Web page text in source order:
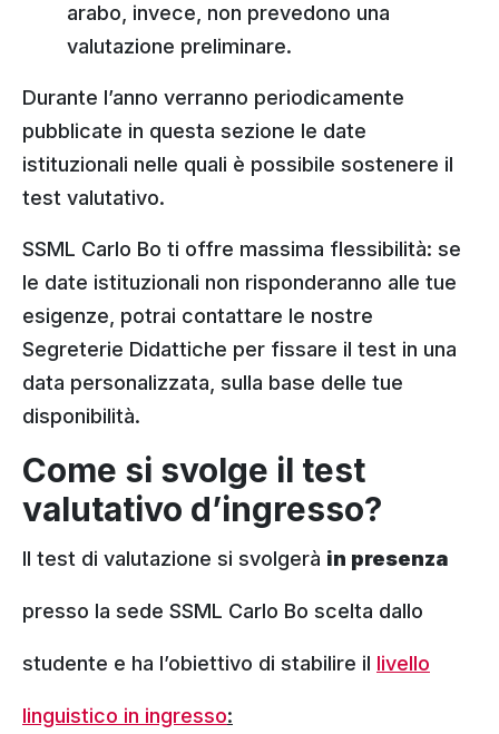
arabo, invece, non prevedono una
valutazione preliminare.
Durante l’anno verranno periodicamente
pubblicate in questa sezione le date
istituzionali nelle quali è possibile sostenere il
test valutativo.
SSML Carlo Bo ti offre massima flessibilità: se
le date istituzionali non risponderanno alle tue
esigenze, potrai contattare le nostre
Segreterie Didattiche per fissare il test in una
data personalizzata, sulla base delle tue
disponibilità.
Come si svolge il test
valutativo d’ingresso?
Il test di valutazione si svolgerà in presenza
presso la sede SSML Carlo Bo scelta dallo
studente e ha l’obiettivo di stabilire il livello
linguistico in ingresso: